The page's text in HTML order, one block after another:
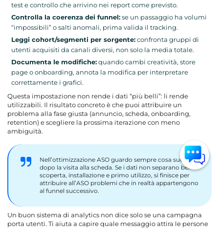
test e controllo che arrivino nei report come previsto.
Controlla la coerenza dei funnel:se un passaggio ha volumi
“impossibili” o salti anomali, prima valida il tracking.
Leggi cohort/segmenti per sorgente:confronta gruppi di
utenti acquisiti da canali diversi, non solo la media totale.
Documenta le modifiche:quando cambi creatività, store
page o onboarding, annota la modifica per interpretare
correttamente i grafici.
Questa impostazione non rende i dati “più belli”: li rende
utilizzabili. Il risultato concreto è che puoi attribuire un
problema alla fase giusta (annuncio, scheda, onboarding,
retention) e scegliere la prossima iterazione con meno
ambiguità.
Nell’ottimizzazione ASO guardo sempre cosa succede
dopo la visita alla scheda. Se i dati non separano bene
scoperta, installazione e primo utilizzo, si finisce per
attribuire all’ASO problemi che in realtà appartengono
al funnel successivo.
Un buon sistema di analytics non dice solo se una campagna
porta utenti. Ti aiuta a capire quale messaggio attira le persone